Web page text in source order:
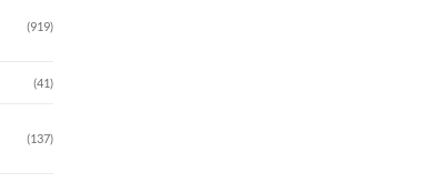
(919)
(41)
(137)